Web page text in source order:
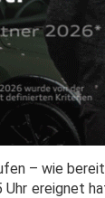
– wie
Uhr ereignet